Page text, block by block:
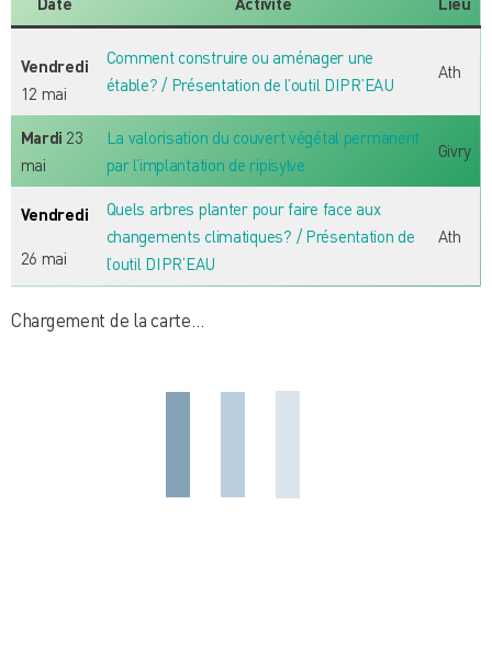
Vendredi
12 mai
Comment construire ou aménager une
étable? / Présentation de l’outil DIPR’EAU
Ath
Mardi 23
mai
La valorisation du couvert végétal permanent
par l’implantation de ripisylve
Givry
Vendredi
26 mai
Quels arbres planter pour faire face aux
changements climatiques? / Présentation de
l’outil DIPR’EAU
Ath
Chargement de la carte…